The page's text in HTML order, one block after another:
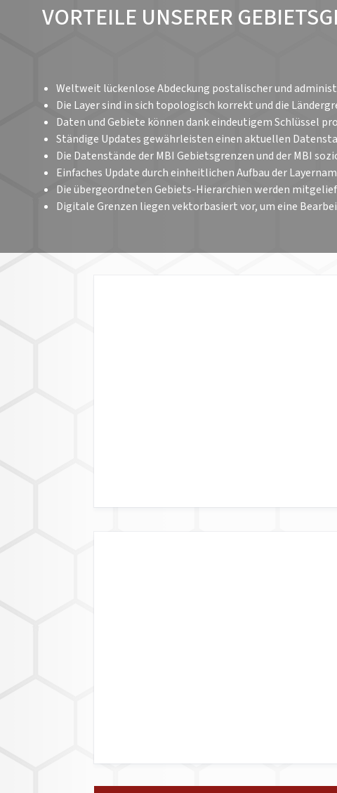
VORTEILE UNSERER
Weltweit lückenlose Abdeckung postalischer und
Die Layer sind in sich topologisch korrekt und die
Daten und Gebiete können dank eindeutigem Schlüssel
Ständige Updates gewährleisten einen aktuellen
Die Datenstände der MBI Gebietsgrenzen und der MBI
Einfaches Update durch einheitlichen Aufbau der
Die übergeordneten Gebiets-Hierarchien werden
Digitale Grenzen liegen vektorbasiert vor, um eine